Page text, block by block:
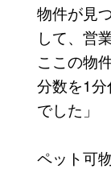
物件が見
して、営
ここの物
分数を1
でした」
ペット可